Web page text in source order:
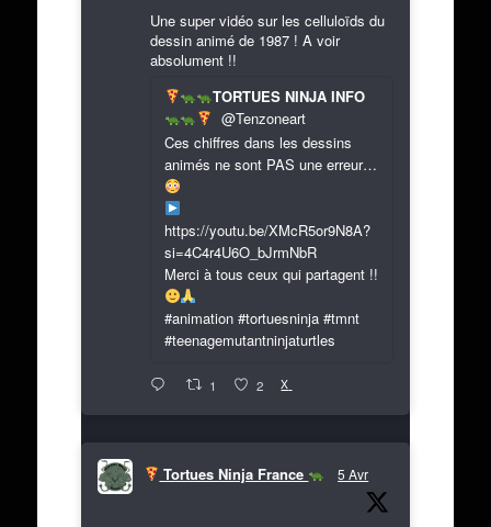
Une super vidéo sur les celluloïds du
dessin animé de 1987 ! A voir
absolument !!
TORTUES NINJA INFO
@Tenzoneart
Ces chiffres dans les dessins
animés ne sont PAS une erreur…
https://youtu.be/XMcR5or9N8A?
si=4C4r4U6O_bJrmNbR
Merci à tous ceux qui partagent !!
#animation #tortuesninja #tmnt
#teenagemutantninjaturtles
1 2 X
Tortues Ninja France 5 Avr